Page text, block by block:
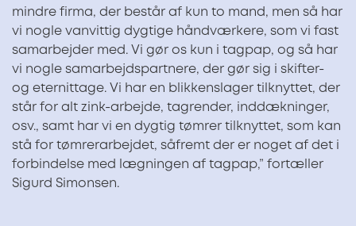
mindre firma, der består af kun to mand, men så har
vi nogle vanvittig dygtige håndværkere, som vi fast
samarbejder med. Vi gør os kun i tagpap, og så har
vi nogle samarbejdspartnere, der gør sig i skifter-
og eternittage. Vi har en blikkenslager tilknyttet, der
står for alt zink-arbejde, tagrender, inddækninger,
osv., samt har vi en dygtig tømrer tilknyttet, som kan
stå for tømrerarbejdet, såfremt der er noget af det i
forbindelse med lægningen af tagpap,” fortæller
Sigurd Simonsen.